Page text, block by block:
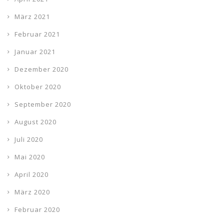
März 2021
Februar 2021
Januar 2021
Dezember 2020
Oktober 2020
September 2020
August 2020
Juli 2020
Mai 2020
April 2020
März 2020
Februar 2020